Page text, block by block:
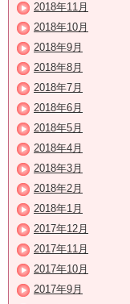
2018年11月
2018年10月
2018年9月
2018年8月
2018年7月
2018年6月
2018年5月
2018年4月
2018年3月
2018年2月
2018年1月
2017年12月
2017年11月
2017年10月
2017年9月